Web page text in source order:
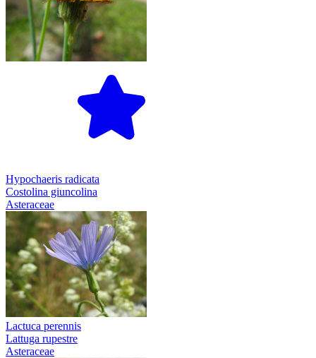
Hypochaeris radicata
Costolina giuncolina
Asteraceae
Lactuca perennis
Lattuga rupestre
Asteraceae